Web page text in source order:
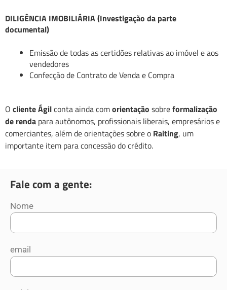
DILIGÊNCIA IMOBILIÁRIA (Investigação da parte
documental)
Emissão de todas as certidões relativas ao imóvel e aos
vendedores
Confecção de Contrato de Venda e Compra
O cliente Ágilconta ainda comorientação sobreformalização
de renda para autônomos, profissionais liberais, empresários e
comerciantes, além de orientações sobre o Raiting, um
importante item para concessão do crédito.
Fale com a gente:
Nome
email